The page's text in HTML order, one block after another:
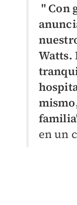
" Con
Watts.
familia
en un